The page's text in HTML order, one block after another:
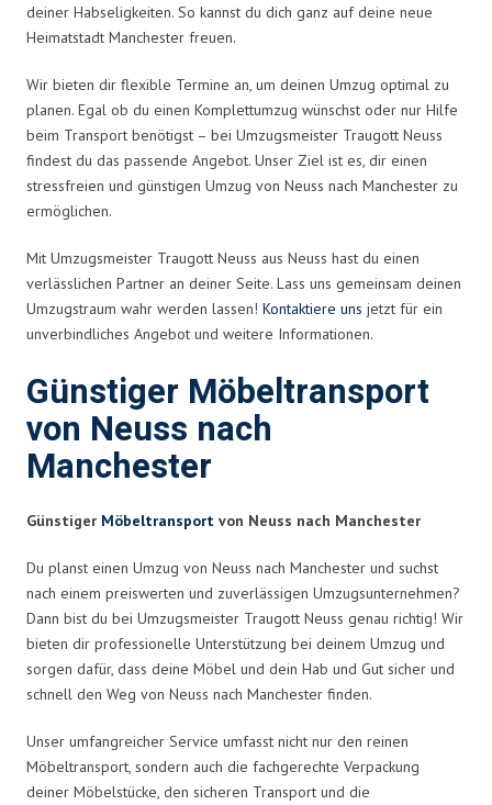
deiner Habseligkeiten. So kannst du dich ganz auf deine neue
Heimatstadt Manchester freuen.
Wir bieten dir flexible Termine an, um deinen Umzug optimal zu
planen. Egal ob du einen Komplettumzug wünschst oder nur Hilfe
beim Transport benötigst – bei Umzugsmeister Traugott Neuss
findest du das passende Angebot. Unser Ziel ist es, dir einen
stressfreien und günstigen Umzug von Neuss nach Manchester zu
ermöglichen.
Mit Umzugsmeister Traugott Neuss aus Neuss hast du einen
verlässlichen Partner an deiner Seite. Lass uns gemeinsam deinen
Umzugstraum wahr werden lassen! Kontaktiere uns jetzt für ein
unverbindliches Angebot und weitere Informationen.
Günstiger Möbeltransport
von Neuss nach
Manchester
Günstiger Möbeltransport von Neuss nach Manchester
Du planst einen Umzug von Neuss nach Manchester und suchst
nach einem preiswerten und zuverlässigen Umzugsunternehmen?
Dann bist du bei Umzugsmeister Traugott Neuss genau richtig! Wir
bieten dir professionelle Unterstützung bei deinem Umzug und
sorgen dafür, dass deine Möbel und dein Hab und Gut sicher und
schnell den Weg von Neuss nach Manchester finden.
Unser umfangreicher Service umfasst nicht nur den reinen
Möbeltransport, sondern auch die fachgerechte Verpackung
deiner Möbelstücke, den sicheren Transport und die